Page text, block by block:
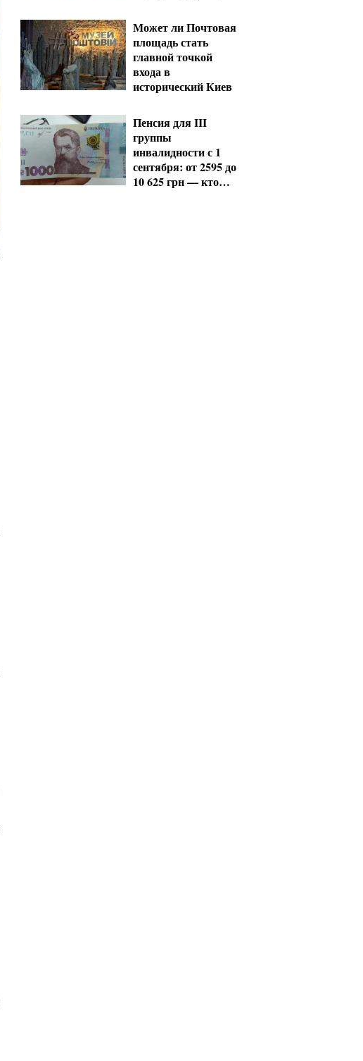
Покровское
направления
Может ли Почтовая
площадь стать
главной точкой
входа в
исторический Киев
Пенсия для III
группы
инвалидности с 1
сентября: от 2595 до
10 625 грн — кто